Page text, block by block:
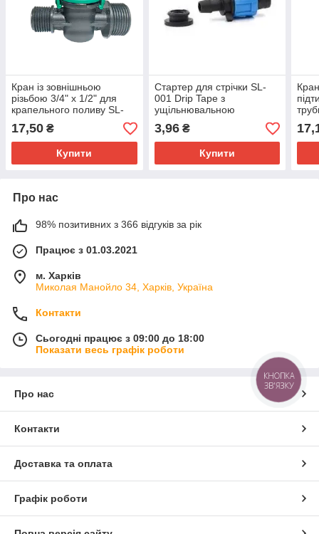
Кран із зовнішньою
різьбою 3/4" х 1/2" для
крапельного поливу SL-
011-14
17,50 ₴
Купити
Стартер для стрічки SL-
001 Drip Tape з
ущільнювальною
3,96₴
Купити
Про нас
98% позитивних з 366 відгуків за рік
Працює з 01.03.2021
м. Харків
Миколая Манойло 34, Харків, Україна
Контакти
Сьогодні працює з 09:00 до 18:00
Показати весь графік роботи
Про нас
Контакти
Доставка та оплата
Графік роботи
КНОПКА
ЗВ'ЯЗКУ